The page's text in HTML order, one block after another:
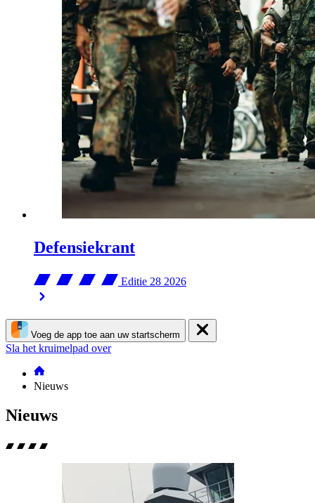
Defensiekrant
Editie 28 2026
Voeg de app toe aan uw startscherm
Sla het kruimelpad over
Nieuws
Nieuws